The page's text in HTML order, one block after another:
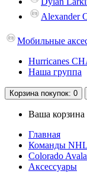
Alexander
Мобильные
Hurricanes
Наша группа
Корзина покупок: 0
Ваша корзина
Главная
Команды NHL
Colorado
Аксессуары